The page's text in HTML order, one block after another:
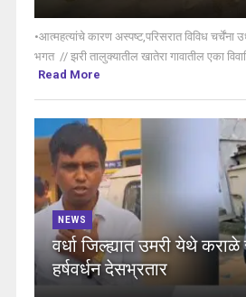
•आत्महत्यांचे कारण अस्पष्ट,परिसरात विविध
भगत // झरी तालुक्यातील खातेरा गावातील एका
Read More
NEWS
वर्धा जिल्ह्यात उमरी येथे कराळे
हर्षवर्धन देसभ्रतार